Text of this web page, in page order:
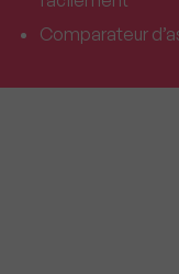
Comparateur